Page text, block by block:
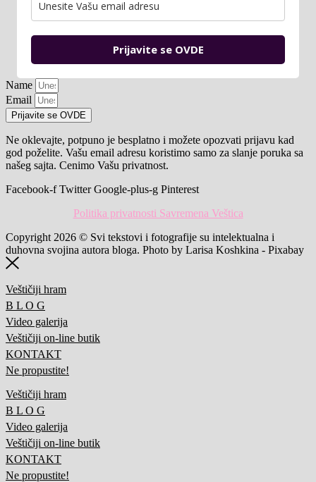
Prijavite se OVDE
Name
Email
Prijavite se OVDE
Ne oklevajte, potpuno je besplatno i možete opozvati prijavu kad
god poželite. Vašu email adresu koristimo samo za slanje poruka sa
našeg sajta. Cenimo Vašu privatnost.
Facebook-f Twitter Google-plus-g Pinterest
Politika privatnosti Savremena Veštica
Copyright 2026 © Svi tekstovi i fotografije su intelektualna i
duhovna svojina autora bloga. Photo by Larisa Koshkina - Pixabay
Veštičiji hram
B L O G
Video galerija
Veštičiji on-line butik
KONTAKT
Ne propustite!
Veštičiji hram
B L O G
Video galerija
Veštičiji on-line butik
KONTAKT
Ne propustite!